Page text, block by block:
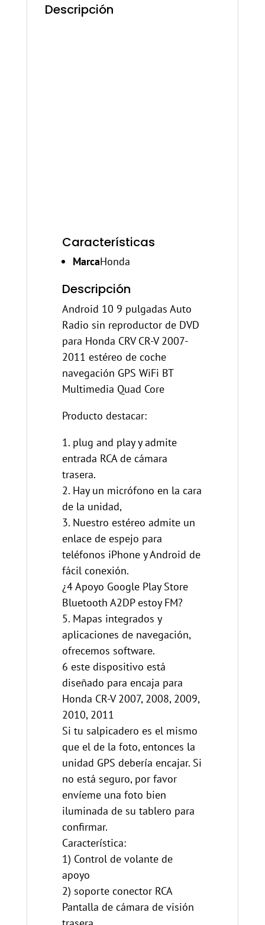
Descripción
Características
MarcaHonda
Descripción
Android 10 9 pulgadas Auto
Radio sin reproductor de DVD
para Honda CRV CR-V 2007-
2011 estéreo de coche
navegación GPS WiFi BT
Multimedia Quad Core
Producto destacar:
1. plug and play y admite
entrada RCA de cámara
trasera.
2. Hay un micrófono en la cara
de la unidad,
3. Nuestro estéreo admite un
enlace de espejo para
teléfonos iPhone y Android de
fácil conexión.
¿4 Apoyo Google Play Store
Bluetooth A2DP estoy FM?
5. Mapas integrados y
aplicaciones de navegación,
ofrecemos software.
6 este dispositivo está
diseñado para encaja para
Honda CR-V 2007, 2008, 2009,
2010, 2011
Si tu salpicadero es el mismo
que el de la foto, entonces la
unidad GPS debería encajar. Si
no está seguro, por favor
envíeme una foto bien
iluminada de su tablero para
confirmar.
Característica:
1) Control de volante de
apoyo
2) soporte conector RCA
Pantalla de cámara de visión